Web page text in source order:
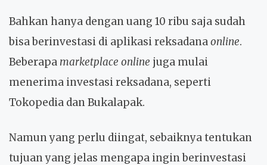
Bahkan hanya dengan uang 10 ribu saja sudah
bisa berinvestasi di aplikasi reksadanaonline.
Beberapa marketplace online juga mulai
menerima investasi reksadana, seperti
Tokopedia dan Bukalapak.
Namun yang perlu diingat, sebaiknya tentukan
tujuan yang jelas mengapa ingin berinvestasi